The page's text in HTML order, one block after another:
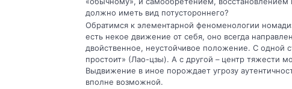
должно иметь вид потустороннего?
Обратимся к элементарной феноменоло­гии
есть некое движение от себя, оно всегда
двойст­венное, неустойчивое положение. С одной
простоит» (Лао-цзы). А с другой – центр тяжести
Выдвижение в иное порождает угрозу
вполне возможной.